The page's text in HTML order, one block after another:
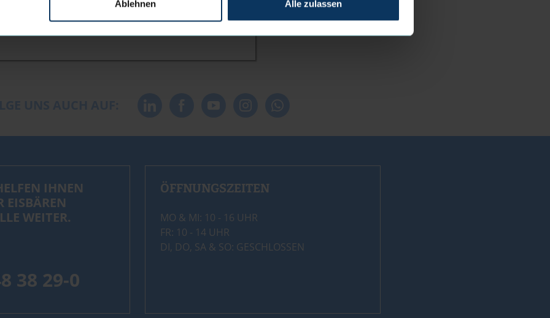
Ablehnen Alle zulassen
IHNEN
EISBÄREN
WEITER.
38 29-0
ÖFFNUNGSZEITEN
MO & MI: 10 - 16 UHR
FR: 10 - 14 UHR
DI, DO, SA & SO: GESCHLOSSEN